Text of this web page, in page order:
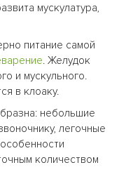
мускулатура,
питание самой
. Желудок
и мускульного.
в клоаку.
небольшие
легочные
количеством